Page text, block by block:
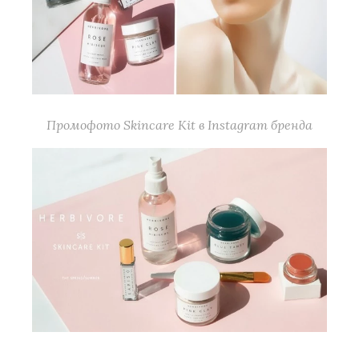
Промофото Skincare Kit в Instagram бренда